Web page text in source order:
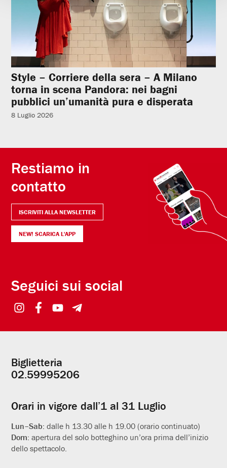
Style – Corriere della sera – A Milano
torna in scena Pandora: nei bagni
pubblici un’umanità pura e disperata
8 Luglio 2026
Restiamo in
contatto
ISCRIVITI ALLA NEWSLETTER
NEW! SCARICA L'APP
Seguici sui social
Informazioni
utili
Biglietteria
02.59995206
Orari in vigore dall’1 al 31 Luglio
Lun–Sab:dalle h 13.30 alle h 19.00 (orario continuato)
Dom:apertura del solo botteghino un’ora prima dell’inizio
dello spettacolo.